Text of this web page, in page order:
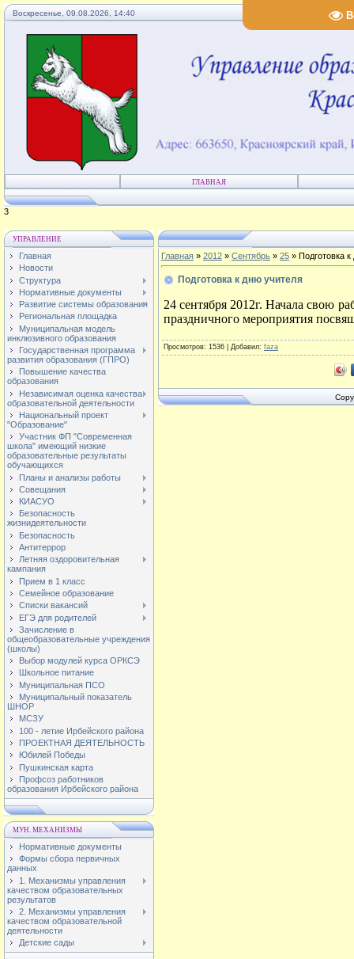
Воскресенье, 09.08.2026, 14:40
ГЛАВНАЯ
4
УПРАВЛЕНИЕ
Главная
Новости
Структура
Нормативные документы
Развитие системы образования
Региональная площадка
Муниципальная модель
инклюзивного образования
Государственная программа
развития образования (ГПРО)
Повышение качества
образования
Независимая оценка качества
образовательной деятельности
Национальный проект
"Образование"
Участник ФП "Современная
школа" имеющий низкие
образовательные результаты
обучающихся
Планы и анализы работы
Совещания
КИАСУО
Безопасность
жизнидеятельности
Безопасность
Антитеррор
Летняя оздоровительная
кампания
Прием в 1 класс
Семейное образование
Списки вакансий
ЕГЭ для родителей
Зачисление в
общеобразовательные учреждения
(школы)
Выбор модулей курса ОРКСЭ
Школьное питание
Муниципальная ПСО
Муниципальный показатель
ШНОР
МСЗУ
100 - летие Ирбейского района
ПРОЕКТНАЯ ДЕЯТЕЛЬНОСТЬ
Юбилей Победы
Пушкинская карта
Профсоз работников
образования Ирбейского района
МУН. МЕХАНИЗМЫ
Нормативные документы
Формы сбора первичных
данных
1. Механизмы управления
качеством образовательных
результатов
2. Механизмы управления
качеством образовательной
деятельности
Детские сады
Главная » 2012 » Сентябрь » 25 » Подготовка
Подготовка к дню учителя
24 сентября 2012г. Начала свою
праздничного мероприятия
Просмотров: 1536 | Добавил: faza